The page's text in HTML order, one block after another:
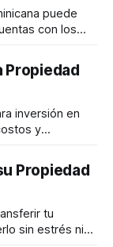
puede
con los
local y
Propiedad
inversión en
y
Propiedad
tu
sin estrés ni